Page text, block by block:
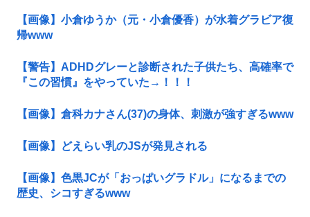
【画像】小倉ゆうか（元・小倉優香）が水着グラビア復
帰www
【警告】ADHDグレーと診断された子供たち、高確率で
『この習慣』をやっていた→！！！
【画像】倉科カナさん(37)の身体、刺激が強すぎるwww
【画像】どえらい乳のJSが発見される
【画像】色黒JCが「おっぱいグラドル」になるまでの
歴史、シコすぎるwww